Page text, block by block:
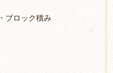
ブロック積み